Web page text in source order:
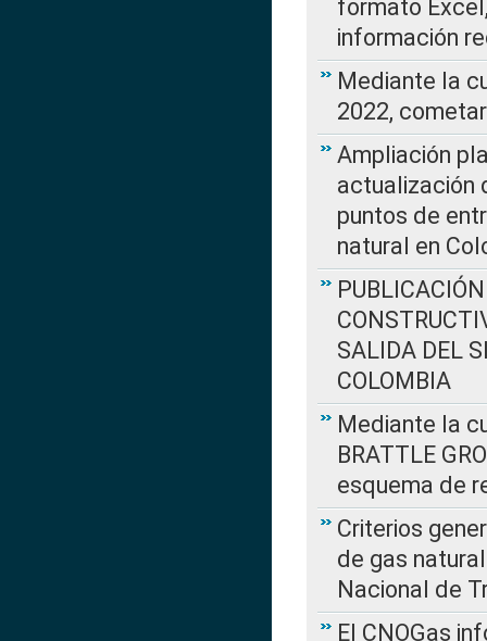
formato
información
Mediante la
2022,
Ampliación
actualización
puntos de
natural en
SALIDA DEL
COLOMBIA
Mediante la
BRATTLE
esquema de
Criterios
de gas
Nacional de
El CNOGas